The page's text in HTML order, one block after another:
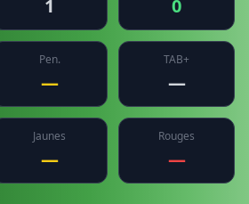
1 0
Pen.
—
TAB+
—
Jaunes
—
Rouges
—